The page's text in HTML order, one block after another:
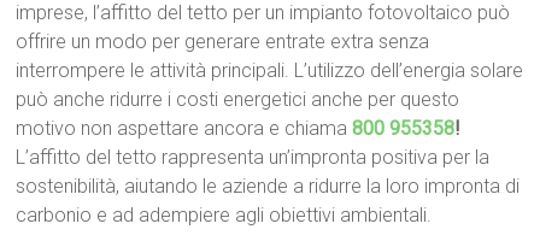
imprese, l’affitto del tetto per un impianto fotovoltaico può
offrire un modo per generare entrate extra senza
interrompere le attività principali. L’utilizzo dell’energia solare
può anche ridurre i costi energetici anche per questo
motivo non aspettare ancora e chiama800 955358!
L’affitto del tetto rappresenta un’impronta positiva per la
sostenibilità, aiutando le aziende a ridurre la loro impronta di
carbonio e ad adempiere agli obiettivi ambientali.